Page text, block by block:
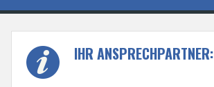
IHR ANSPRECHPARTNER: